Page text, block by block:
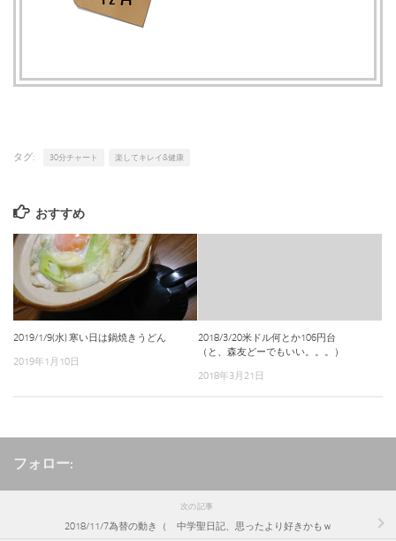
タグ: 30分チャート 楽してキレイ&健康
おすすめ
2019/1/9(水) 寒い日は鍋焼きうどん
2019年1月10日
2018/3/20米ドル何とか106円台
（と、森友どーでもいい。。。）
2018年3月21日
フォロー:
次の記事
2018/11/7為替の動き（ 中学聖日記、思ったより好きかもｗ